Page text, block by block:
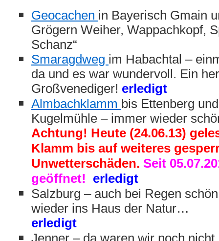
Geocachen in Bayerisch Gmain
Grögern Weiher, Wappachkopf,
Schanz“
Smaragdweg im Habachtal –
da und es war wundervoll. Ein
Großvenediger! erledigt
Almbachklamm bis Ettenberg
Kugelmühle – immer wieder
Achtung! Heute (24.06.13)
Klamm bis auf weiteres
Unwetterschäden. Seit
geöffnet! erledigt
Salzburg – auch bei Regen
wieder ins Haus der Natur…
erledigt
Jenner – da waren wir noch